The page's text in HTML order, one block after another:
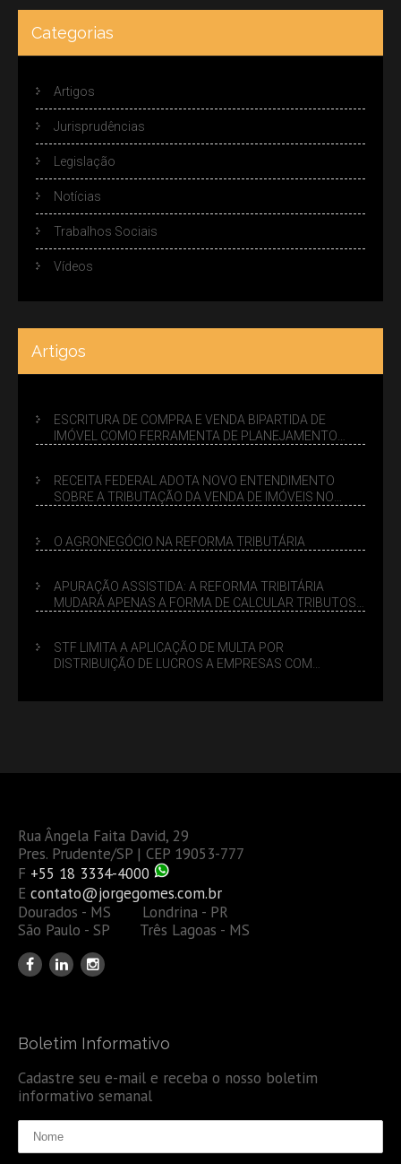
Categorias
Artigos
Jurisprudências
Legislação
Notícias
Trabalhos Sociais
Vídeos
Artigos
ESCRITURA DE COMPRA E VENDA BIPARTIDA DE
IMÓVEL COMO FERRAMENTA DE PLANEJAMENTO
RECEITA FEDERAL ADOTA NOVO ENTENDIMENTO
SOBRE A TRIBUTAÇÃO DA VENDA DE IMÓVEIS NO
O AGRONEGÓCIO NA REFORMA TRIBUTÁRIA
APURAÇÃO ASSISTIDA: A REFORMA TRIBITÁRIA
MUDARÁ APENAS A FORMA DE CALCULAR TRIBUTOS
STF LIMITA A APLICAÇÃO DE MULTA POR
DISTRIBUIÇÃO DE LUCROS A EMPRESAS COM
Rua Ângela Faita David, 29
Pres. Prudente/SP | CEP 19053-777
F +55 18 3334-4000
E contato@jorgegomes.com.br
Dourados - MS Londrina - PR
São Paulo - SP Três Lagoas - MS
Boletim Informativo
Cadastre seu e-mail e receba o nosso boletim
informativo semanal